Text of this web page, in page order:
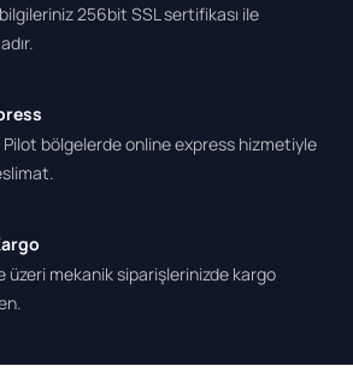
256bit SSL sertifikası ile
bölgelerde online express hizmetiyle
üzeri mekanik siparişlerinizde kargo